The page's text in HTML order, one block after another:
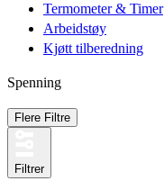
Termometer & Timer
Arbeidstøy
Kjøtt tilberedning
Spenning
Flere Filtre
Filtrer